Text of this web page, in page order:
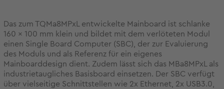
Das zum TQMa8MPxL entwickelte Mainboard ist schlanke
160 x 100 mm klein und bildet mit dem verlöteten Modul
einen Single Board Computer (SBC), der zur Evaluierung
des Moduls und als Referenz für ein eigenes
Mainboarddesign dient. Zudem lässt sich das MBa8MPxL als
industrietaugliches Basisboard einsetzen. Der SBC verfügt
über vielseitige Schnittstellen wie 2x Ethernet, 2x USB3.0,